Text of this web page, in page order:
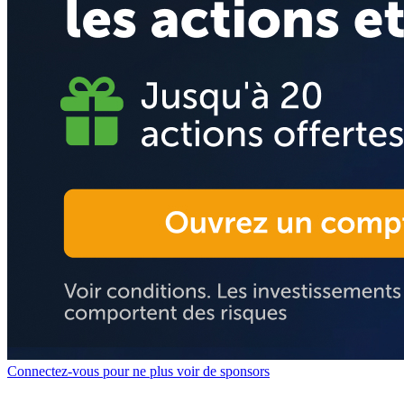
Connectez-vous pour ne plus voir de sponsors